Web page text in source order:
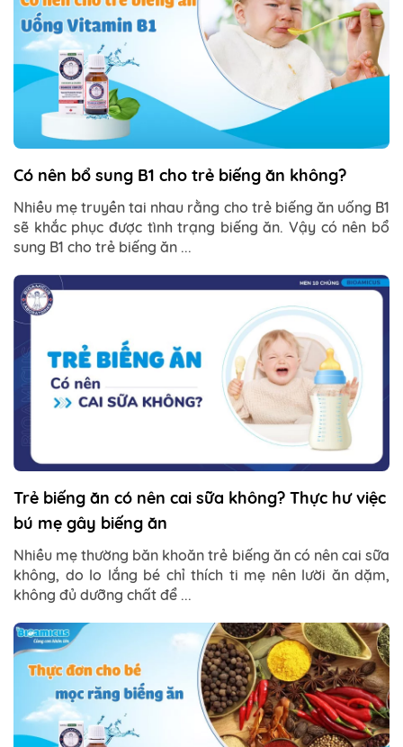
Có nên bổ sung B1 cho trẻ biếng ăn không?
Nhiều mẹ truyền tai nhau rằng cho trẻ biếng ăn uống B1
sẽ khắc phục được tình trạng biếng ăn. Vậy có nên bổ
sung B1 cho trẻ biếng ăn ...
Trẻ biếng ăn có nên cai sữa không? Thực hư việc
bú mẹ gây biếng ăn
Nhiều mẹ thường băn khoăn trẻ biếng ăn có nên cai sữa
không, do lo lắng bé chỉ thích ti mẹ nên lười ăn dặm,
không đủ dưỡng chất để ...